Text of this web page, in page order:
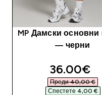
MP Дамски
— черни
36.00€‎
Преди 40,00 €‎
Спестете 4,00 €‎